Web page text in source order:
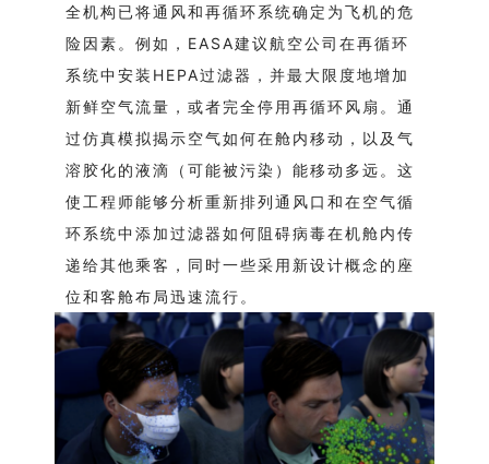
全机构已将通风和再循环系统确定为飞机的危
险因素。例如，EASA建议航空公司在再循环
系统中安装HEPA过滤器，并最大限度地增加
新鲜空气流量，或者完全停用再循环风扇。通
过仿真模拟揭示空气如何在舱内移动，以及气
溶胶化的液滴（可能被污染）能移动多远。这
使工程师能够分析重新排列通风口和在空气循
环系统中添加过滤器如何阻碍病毒在机舱内传
递给其他乘客，同时一些采用新设计概念的座
位和客舱布局迅速流行。